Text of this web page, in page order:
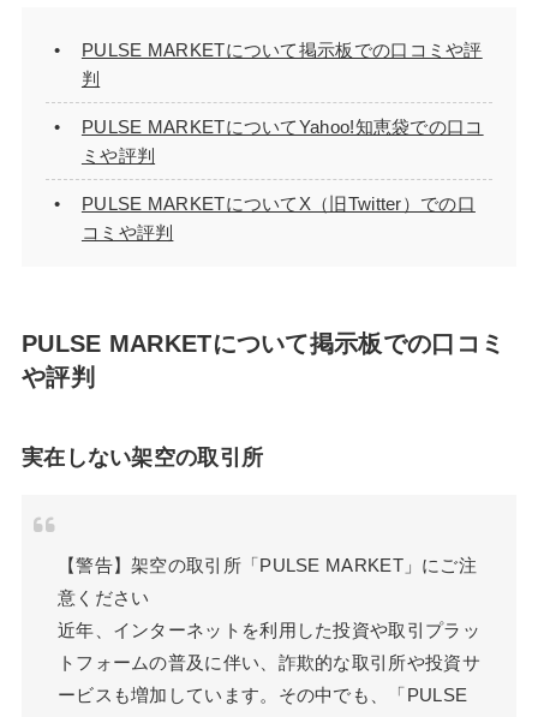
PULSE MARKETについて掲示板での口コミや評
判
PULSE MARKETについてYahoo!知恵袋での口コ
ミや評判
PULSE MARKETについてX（旧Twitter）での口
コミや評判
PULSE MARKETについて掲示板での口コミ
や評判
実在しない架空の取引所
【警告】架空の取引所「PULSE MARKET」にご注
意ください
近年、インターネットを利用した投資や取引プラッ
トフォームの普及に伴い、詐欺的な取引所や投資サ
ービスも増加しています。その中でも、「PULSE